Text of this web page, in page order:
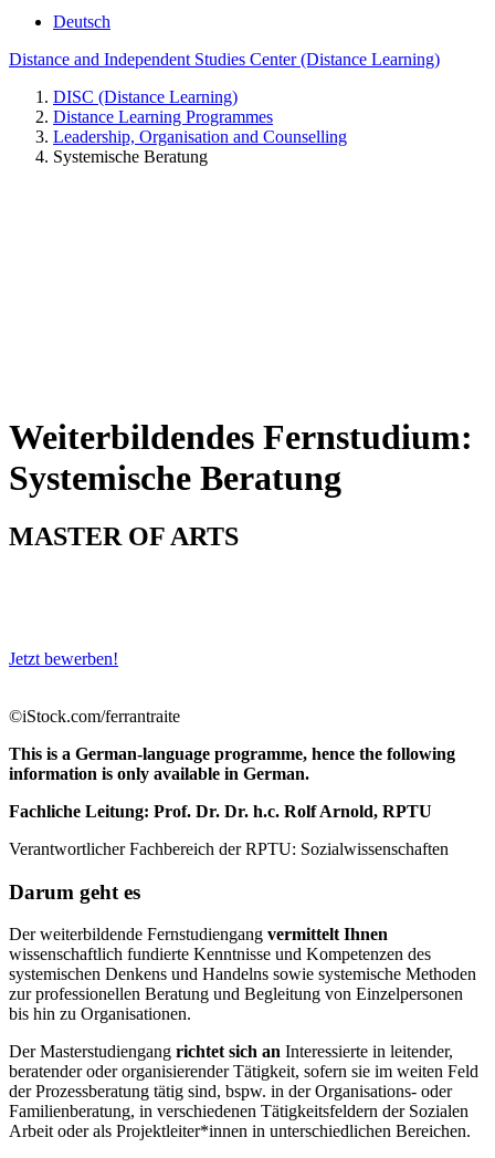
Deutsch
Distance and Independent Studies Center (Distance Learning)
DISC (Distance Learning)
Distance Learning Programmes
Leadership, Organisation and Counselling
Systemische Beratung
Weiterbildendes Fernstudium:
Systemische Beratung
MASTER OF ARTS
Jetzt bewerben!
©iStock.com/ferrantraite
This is a German-language programme, hence the following
information is only available in German.
Fachliche Leitung: Prof. Dr. Dr. h.c. Rolf Arnold, RPTU
Verantwortlicher Fachbereich der RPTU: Sozialwissenschaften
Darum geht es
Der weiterbildende Fernstudiengang vermittelt Ihnen
wissenschaftlich fundierte Kenntnisse und Kompetenzen des
systemischen Denkens und Handelns sowie systemische Methoden
zur professionellen Beratung und Begleitung von Einzelpersonen
bis hin zu Organisationen.
Der Masterstudiengang richtet sich an Interessierte in leitender,
beratender oder organisierender Tätigkeit, sofern sie im weiten Feld
der Prozessberatung tätig sind, bspw. in der Organisations- oder
Familienberatung, in verschiedenen Tätigkeitsfeldern der Sozialen
Arbeit oder als Projektleiter*innen in unterschiedlichen Bereichen.